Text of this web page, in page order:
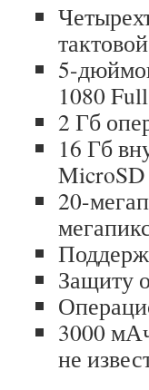
5-
1080
2 Гб
16 Гб
MicroSD
20-
Защиту
3000
не